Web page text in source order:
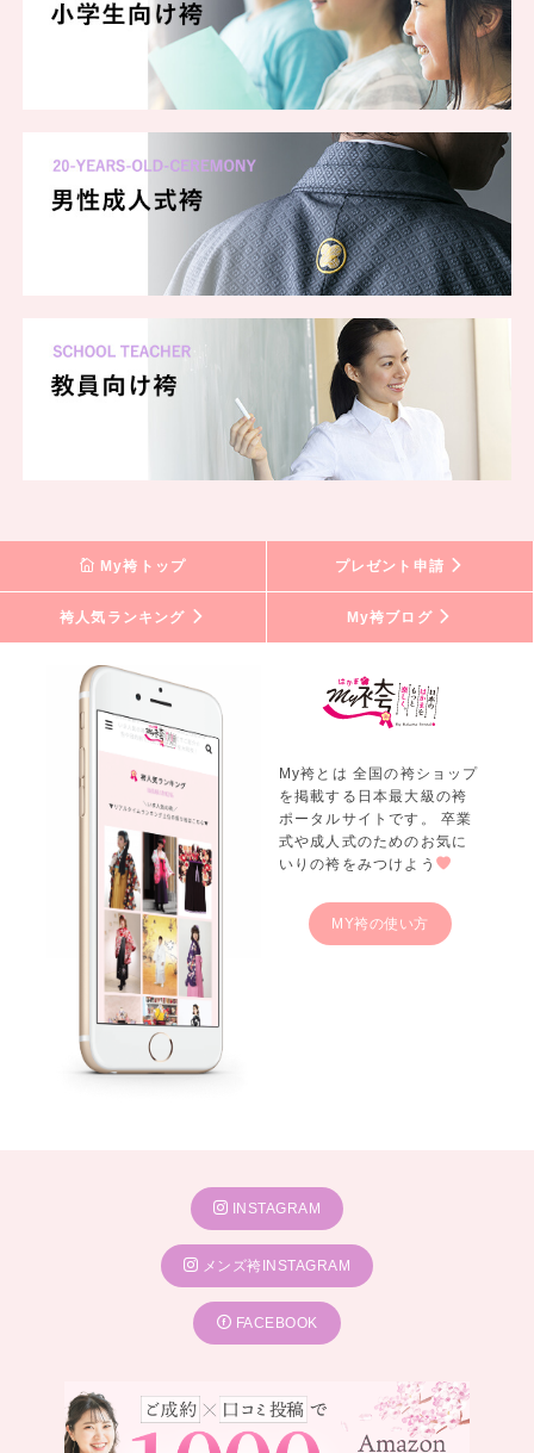
My袴トップ プレゼント申請
袴人気ランキング My袴ブログ
My袴とは 全国の袴ショップ
を掲載する日本最大級の袴
ポータルサイトです。 卒業
式や成人式のためのお気に
いりの袴をみつけよう
MY袴の使い方
INSTAGRAM
メンズ袴INSTAGRAM
FACEBOOK